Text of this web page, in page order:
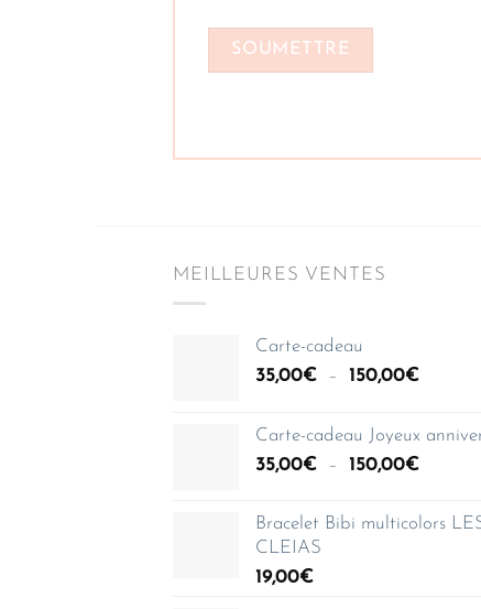
MEILLEURES VENTES
Carte-cadeau
35,00€ – 150,00€Plage
à
Carte-cadeau Joyeux
35,00€ – 150,00€Plage
prix :
Bracelet Bibi multicolors
CLEIAS
19,00€